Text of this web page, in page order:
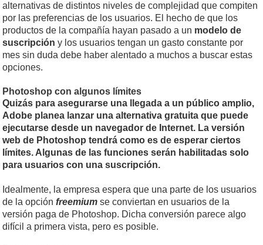
alternativas de distintos niveles de complejidad que compiten
por las preferencias de los usuarios. El hecho de que los
productos de la compañía hayan pasado a un modelo de
suscripción y los usuarios tengan un gasto constante por
mes sin duda debe haber alentado a muchos a buscar estas
opciones.
Photoshop con algunos límites
Quizás para asegurarse una llegada a un público amplio,
Adobe planea lanzar una alternativa gratuita que puede
ejecutarse desde un navegador de Internet. La versión
web de Photoshop tendrá como es de esperar ciertos
límites. Algunas de las funciones serán habilitadas solo
para usuarios con una suscripción.
Idealmente, la empresa espera que una parte de los usuarios
de la opción freemium se conviertan en usuarios de la
versión paga de Photoshop. Dicha conversión parece algo
difícil a primera vista, pero es posible.